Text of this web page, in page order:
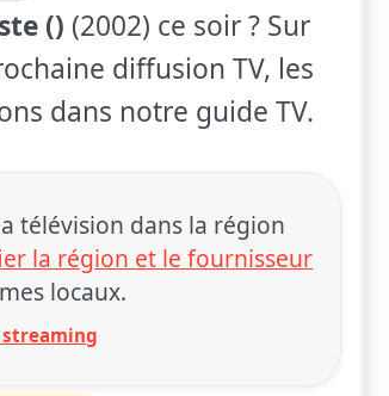
() (2002) ce soir ? Sur
diffusion TV, les
dans notre guide TV.
télévision dans la région
la région et le fournisseur
locaux.